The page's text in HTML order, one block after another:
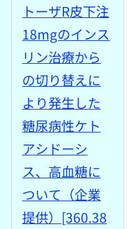
トーザR皮下注
18mgのインス
リン治療から
の切り替えに
より発生した
糖尿病性ケト
アシドーシ
ス、高血糖に
ついて（企業
提供）[360.38